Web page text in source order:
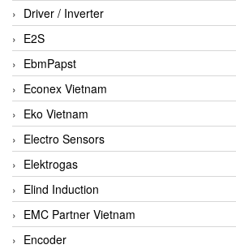
Driver / Inverter
E2S
EbmPapst
Econex Vietnam
Eko Vietnam
Electro Sensors
Elektrogas
Elind Induction
EMC Partner Vietnam
Encoder